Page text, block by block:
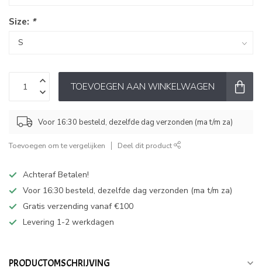
Size: *
TOEVOEGEN AAN WINKELWAGEN
Voor 16:30 besteld, dezelfde dag verzonden (ma t/m za)
Toevoegen om te vergelijken Deel dit product
Achteraf Betalen!
Voor 16:30 besteld, dezelfde dag verzonden (ma t/m za)
Gratis verzending vanaf €100
Levering 1-2 werkdagen
PRODUCTOMSCHRIJVING